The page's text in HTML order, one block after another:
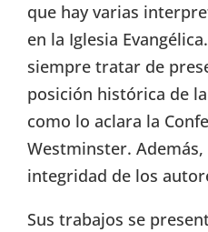
que hay varias
en la Iglesia
siempre tratar de
posición histórica de
como lo aclara la
Westminster.
integridad de los
Sus trabajos se